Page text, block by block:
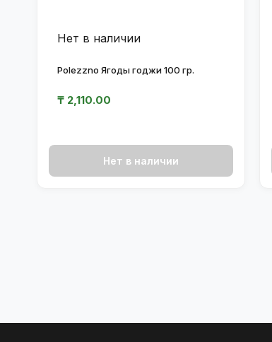
Нет в наличии
Polezzno Ягоды годжи 100 гр.
₸ 2,110.00
Нет в наличии